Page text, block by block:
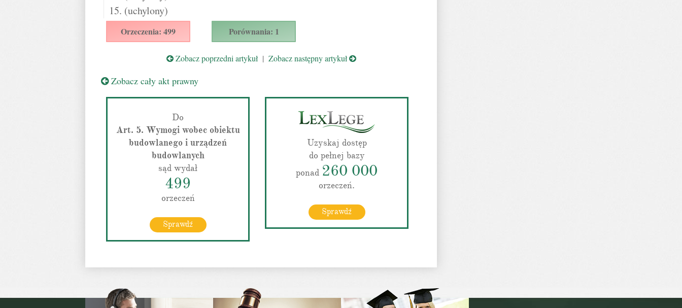
15. (uchylony)
Orzeczenia: 499 Porównania: 1
Zobacz poprzedni artykuł| Zobacz następny artykuł
Zobacz cały akt prawny
Do
Art. 5. Wymogi wobec obiektu
budowlanego i urządzeń
budowlanych
sąd wydał
499
orzeczeń
Sprawdź
Uzyskaj dostęp
do pełnej bazy
ponad 260 000
orzeczeń.
Sprawdź